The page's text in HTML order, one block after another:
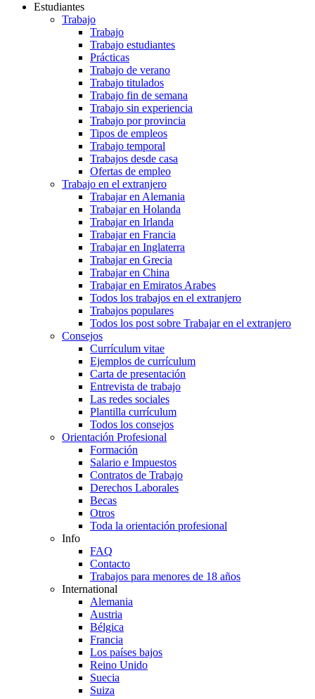
Estudiantes
Trabajo
Trabajo
Trabajo estudiantes
Prácticas
Trabajo de verano
Trabajo titulados
Trabajo fin de semana
Trabajo sin experiencia
Trabajo por provincia
Tipos de empleos
Trabajo temporal
Trabajos desde casa
Ofertas de empleo
Trabajo en el extranjero
Trabajar en Alemania
Trabajar en Holanda
Trabajar en Irlanda
Trabajar en Francia
Trabajar en Inglaterra
Trabajar en Grecia
Trabajar en China
Trabajar en Emiratos Arabes
Todos los trabajos en el extranjero
Trabajos populares
Todos los post sobre Trabajar en el extranjero
Consejos
Currículum vitae
Ejemplos de currículum
Carta de presentación
Entrevista de trabajo
Las redes sociales
Plantilla currículum
Todos los consejos
Orientación Profesional
Formación
Salario e Impuestos
Contratos de Trabajo
Derechos Laborales
Becas
Otros
Toda la orientación profesional
Info
FAQ
Contacto
Trabajos para menores de 18 años
International
Alemania
Austria
Bélgica
Francia
Los países bajos
Reino Unido
Suecia
Suiza